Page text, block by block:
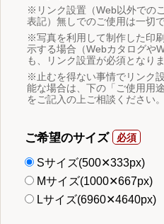
※リンク設置（Web以外での
表記）無しでのご使用は一切
※写真を利用して制作した印
示する場合（Webカタログや
も、リンク設置が必須となりま
※止むを得ない事情でリンク
能な場合は、下の「ご使用用
をご記入の上ご相談ください。
ご希望のサイズ
Sサイズ(500✕333px)
Mサイズ(1000✕667px)
Lサイズ(6960✕4640px)